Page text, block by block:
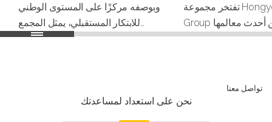
وبوصفه مركزًا على المستوى الوطني
للابتكار المستقبلي، يمثل المجمع
الصناعي للذكاء الاصطناعي علامة
مشترك من قبل شركة Xiong'an
تفتخر مجموعة Hongye Furniture
Group بالكشف عن أحدث معالمها
الطبيعية النابضة
للأثاث يدمج بسلاسة
مساحة العمل -
تواصل معنا
نحن على استعداد لمساعدتك